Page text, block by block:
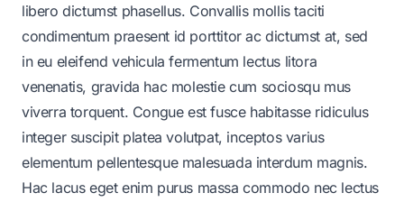
libero dictumst phasellus. Convallis mollis taciti
condimentum praesent id porttitor ac dictumst at, sed
in eu eleifend vehicula fermentum lectus litora
venenatis, gravida hac molestie cum sociosqu mus
viverra torquent. Congue est fusce habitasse ridiculus
integer suscipit platea volutpat, inceptos varius
elementum pellentesque malesuada interdum magnis.
Hac lacus eget enim purus massa commodo nec lectus